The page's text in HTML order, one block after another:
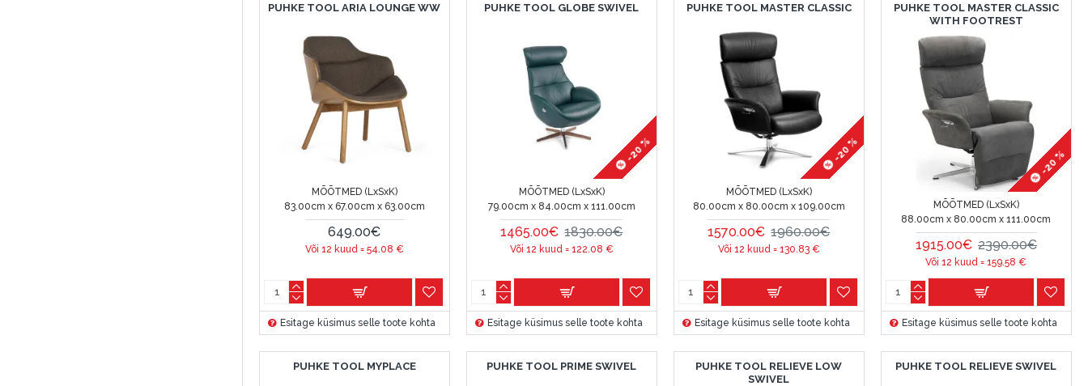
PUHKE TOOL ARIA LOUNGE WW
MÕÕTMED (LxSxK)
83.00cm x 67.00cm x 63.00cm
649.00€
Või 12 kuud = 54.08 €
Esitage küsimus selle toote kohta
PUHKE TOOL GLOBE SWIVEL
-20 %
MÕÕTMED (LxSxK)
79.00cm x 84.00cm x 111.00cm
1465.00€ 1830.00€
Või 12 kuud = 122.08 €
Esitage küsimus selle toote kohta
PUHKE TOOL MASTER CLASSIC
-20 %
MÕÕTMED (LxSxK)
80.00cm x 80.00cm x 109.00cm
1570.00€ 1960.00€
Või 12 kuud = 130.83€
Esitage küsimus selle toote kohta
PUHKE TOOL MASTER CLASSIC
WITH FOOTREST
-20 %
MÕÕTMED (LxSxK)
88.00cm x 80.00cm x 111.00cm
1915.00€ 2390.00€
Või 12 kuud =159.58 €
Esitage küsimus selle toote kohta
PUHKE TOOL MYPLACE PUHKE TOOL PRIME SWIVEL
PUHKE TOOL RELIEVE LOW
SWIVEL
PUHKE TOOL RELIEVE SWIVEL